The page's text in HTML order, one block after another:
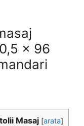
x 96
Masaj [arata]